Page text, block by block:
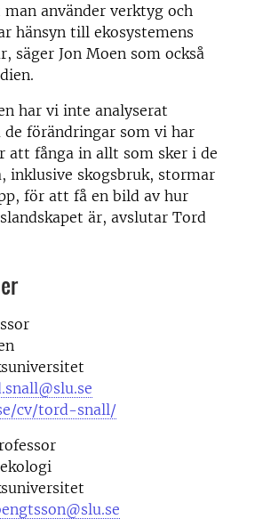
använder verktyg och
hänsyn till ekosystemens
säger Jon Moen som också
har vi inte analyserat
förändringar som vi har
att fånga in allt som sker i de
inklusive skogsbruk, stormar
för att få en bild av hur
är, avslutar Tord
cv/tord-snall/